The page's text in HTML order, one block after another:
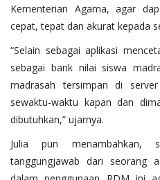
Kementerian Agama, agar
cepat, tepat dan akurat kepada
“Selain sebagai aplikasi
sebagai bank nilai siswa
madrasah tersimpan di
sewaktu-waktu kapan dan
dibutuhkan,” ujarnya.
Julia pun menambahkan,
tanggungjawab dari seorang